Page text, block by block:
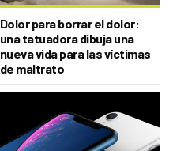
Dolor para borrar el dolor:
una tatuadora dibuja una
nueva vida para las víctimas
de maltrato